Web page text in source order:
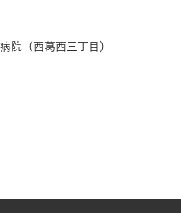
院（西葛西三丁目）